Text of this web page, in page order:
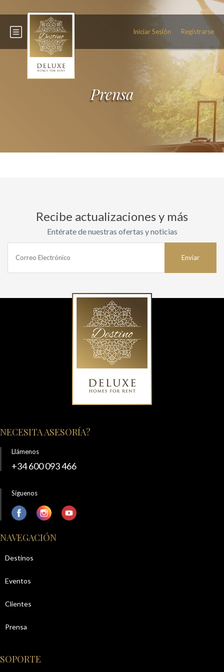
Iniciar Sesión Registrarse
Prensa
Recibe actualizaciones y más
Entérate de nuestras ofertas y noticias
NECESITA ASESORÍA?
Llámenos
+34 600 093 466
Síguenos
NAVEGACIÓN
Destinos
Eventos
Clientes
Prensa
SOPORTE